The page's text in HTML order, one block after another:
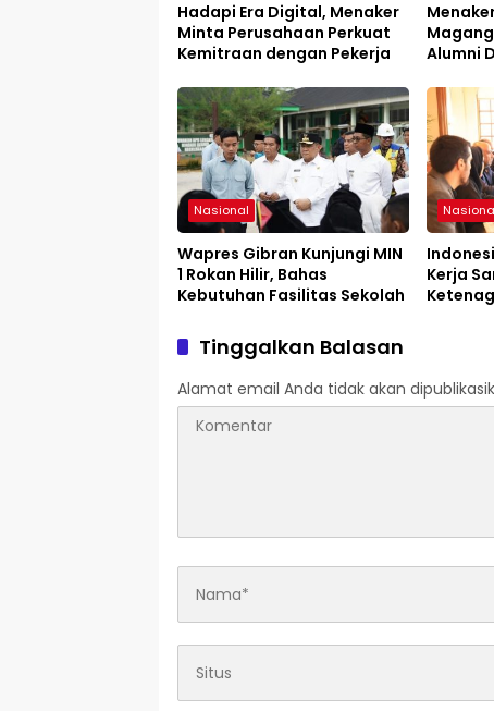
Hadapi Era Digital, Menaker
Minta Perusahaan Perkuat
Kemitraan dengan Pekerja
Alumni
Nasional
Wapres Gibran Kunjungi MIN
1 Rokan Hilir, Bahas
Kebutuhan Fasilitas Sekolah
Kerja
Tinggalkan Balasan
Alamat email Anda tidak akan